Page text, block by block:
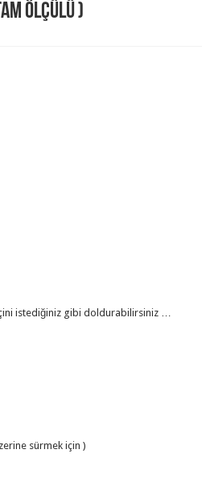
ölçülü )
istediğiniz gibi doldurabilirsiniz …
sürmek için )